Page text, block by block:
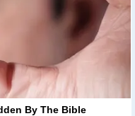
By The Bible